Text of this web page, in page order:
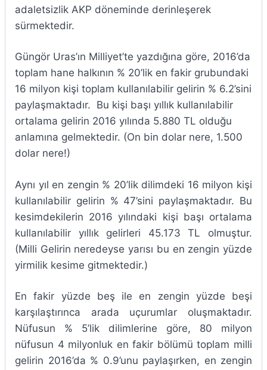
adaletsizlik AKP döneminde derinleşerek
sürmektedir.
Güngör Uras’ın Milliyet’te yazdığına göre, 2016’da
toplam hane halkının % 20’lik en fakir grubundaki
16 milyon kişi toplam kullanılabilir gelirin % 6.2’sini
paylaşmaktadır. Bu kişi başı yıllık kullanılabilir
ortalama gelirin 2016 yılında 5.880 TL olduğu
anlamına gelmektedir. (On bin dolar nere, 1.500
dolar nere!)
Aynı yıl en zengin % 20’lik dilimdeki 16 milyon kişi
kullanılabilir gelirin % 47’sini paylaşmaktadır. Bu
kesimdekilerin 2016 yılındaki kişi başı ortalama
kullanılabilir yıllık gelirleri 45.173 TL olmuştur.
(Milli Gelirin neredeyse yarısı bu en zengin yüzde
yirmilik kesime gitmektedir.)
En fakir yüzde beş ile en zengin yüzde beşi
karşılaştırınca arada uçurumlar oluşmaktadır.
Nüfusun % 5’lik dilimlerine göre, 80 milyon
nüfusun 4 milyonluk en fakir bölümü toplam milli
gelirin 2016’da % 0.9’unu paylaşırken, en zengin